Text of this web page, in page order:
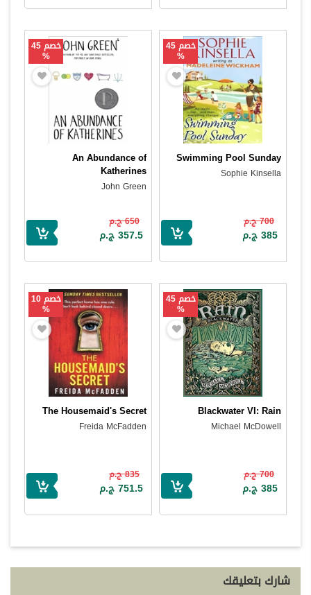
خصم 45
%
Swimming Pool Sunday
Sophie Kinsella
700 ج.م
385 ج.م
خصم 45
%
An Abundance of
Katherines
John Green
650 ج.م
357.5 ج.م
خصم 45
%
Blackwater VI: Rain
Michael McDowell
700 ج.م
385 ج.م
خصم 10
%
The Housemaid's Secret
Freida McFadden
835 ج.م
751.5 ج.م
شارك بتعليقك